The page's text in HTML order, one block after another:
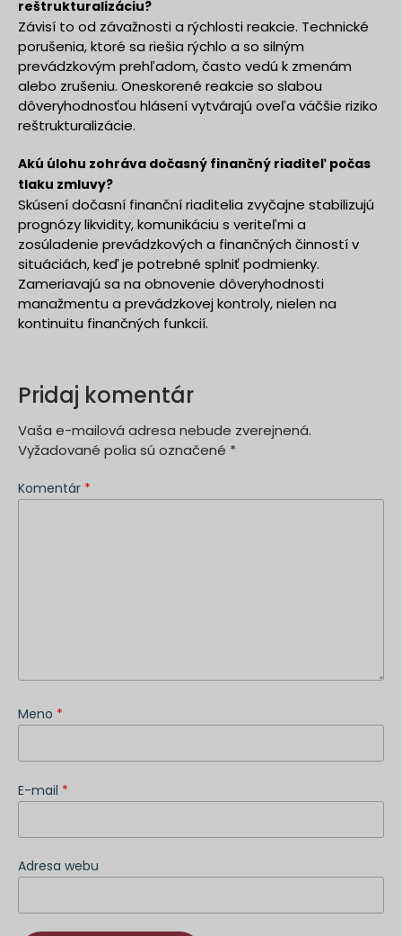
reštrukturalizáciu?
Závisí to od závažnosti a rýchlosti reakcie. Technické
porušenia, ktoré sa riešia rýchlo a so silným
prevádzkovým prehľadom, často vedú k zmenám
alebo zrušeniu. Oneskorené reakcie so slabou
dôveryhodnosťou hlásení vytvárajú oveľa väčšie riziko
reštrukturalizácie.
Akú úlohu zohráva dočasný finančný riaditeľ počas
tlaku zmluvy?
Skúsení dočasní finanční riaditelia zvyčajne stabilizujú
prognózy likvidity, komunikáciu s veriteľmi a
zosúladenie prevádzkových a finančných činností v
situáciách, keď je potrebné splniť podmienky.
Zameriavajú sa na obnovenie dôveryhodnosti
manažmentu a prevádzkovej kontroly, nielen na
kontinuitu finančných funkcií.
Pridaj komentár
Vaša e-mailová adresa nebude zverejnená.
Vyžadované polia sú označené *
Komentár *
Meno *
E-mail *
Adresa webu